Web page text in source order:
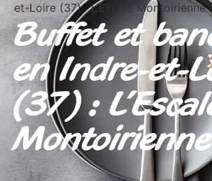
et-Loire (37) : L’Escale Montoirienne
Buffet et
en Indre-et-
(37) :
Montoirienne